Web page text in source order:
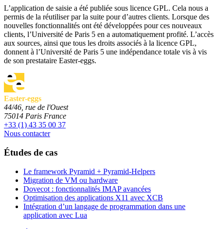
L’application de saisie a été publiée sous licence GPL. Cela nous a
permis de la réutiliser par la suite pour d’autres clients. Lorsque des
nouvelles fonctionnalités ont été développées pour ces nouveaux
clients, l’Université de Paris 5 en a automatiquement profité. L’accès
aux sources, ainsi que tous les droits associés à la licence GPL,
donnent à l’Université de Paris 5 une indépendance totale vis à vis
de son prestataire Easter-eggs.
Easter-eggs
44/46, rue de l'Ouest
75014 Paris France
+33 (1) 43 35 00 37
Nous contacter
Études de cas
Le framework Pyramid + Pyramid-Helpers
Migration de VM ou hardware
Dovecot : fonctionnalités IMAP avancées
Optimisation des applications X11 avec XCB
Intégration d’un langage de programmation dans une
application avec Lua